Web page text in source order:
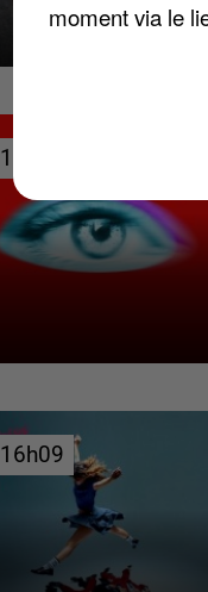
16h21
16h21
16h09
16h09
moment via le